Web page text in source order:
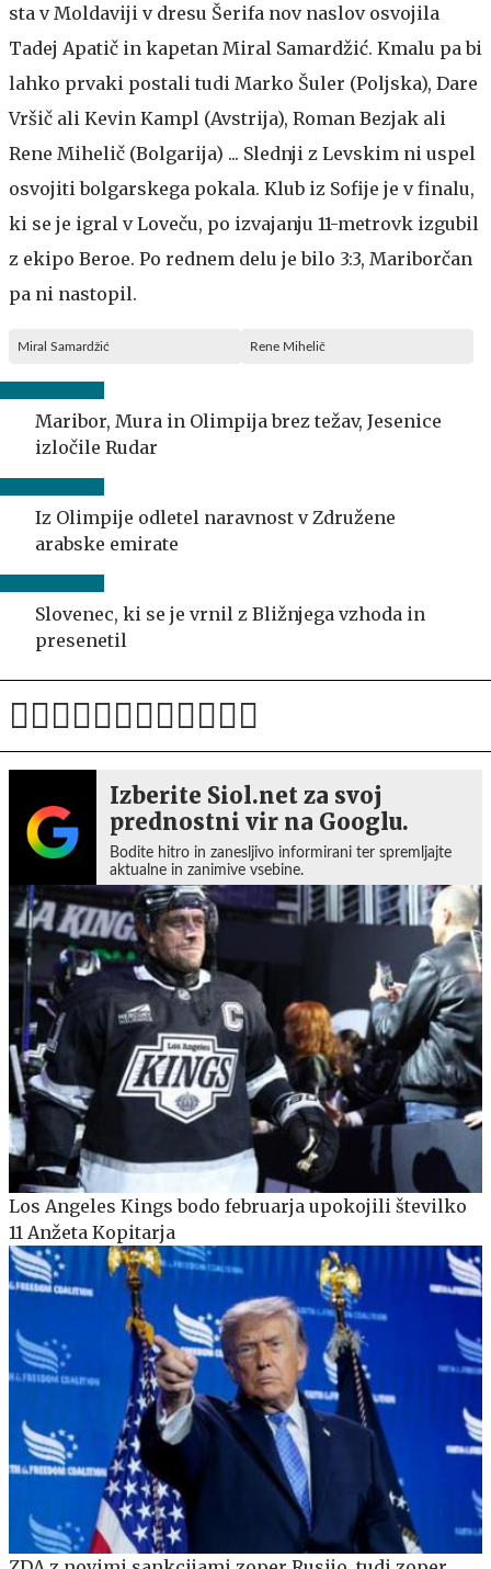
sta v Moldaviji v dresu Šerifa nov naslov osvojila
Tadej Apatič in kapetan Miral Samardžić. Kmalu pa bi
lahko prvaki postali tudi Marko Šuler (Poljska), Dare
Vršič ali Kevin Kampl (Avstrija), Roman Bezjak ali
Rene Mihelič (Bolgarija) ... Slednji z Levskim ni uspel
osvojiti bolgarskega pokala. Klub iz Sofije je v finalu,
ki se je igral v Loveču, po izvajanju 11-metrovk izgubil
z ekipo Beroe. Po rednem delu je bilo 3:3, Mariborčan
pa ni nastopil.
Miral Samardžić Rene Mihelič
Maribor, Mura in Olimpija brez težav, Jesenice
izločile Rudar
Iz Olimpije odletel naravnost v Združene
arabske emirate
Slovenec, ki se je vrnil z Bližnjega vzhoda in
presenetil
Izberite Siol.net za svoj
prednostni vir na Googlu.
Bodite hitro in zanesljivo informirani ter spremljajte
aktualne in zanimive vsebine.
Los Angeles Kings bodo februarja upokojili številko
11 Anžeta Kopitarja